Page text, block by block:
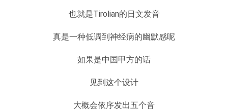
也就是Tirolian的日文发音
真是一种低调到神经病的幽默感呢
如果是中国甲方的话
见到这个设计
大概会依序发出五个音